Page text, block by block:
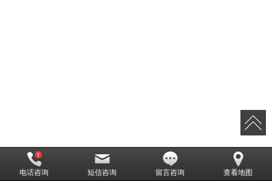
电话咨询 短信咨询 留言咨询 查看地图